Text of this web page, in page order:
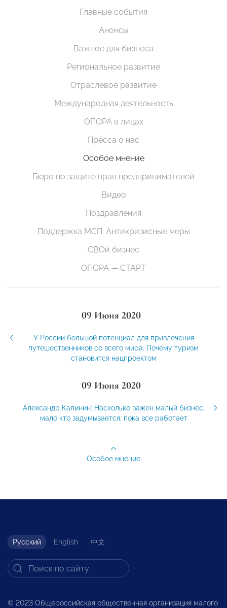
Главные события
Анонсы
Важное для бизнеса
Региональное развитие
Отраслевое развитие
Международная деятельность
ОПОРА в лицах
Пресса о нас
Особое мнение
Бюро по защите прав предпринимателей
Видео
Поздравления
Поддержка МСП. Антикризисные меры
СВОй бизнес
ОПОРА — СТАРТ
09 Июня 2020
У России большой потенциал для привлечения
путешественников со всего мира. Почему туризм
становится нацпроектом
09 Июня 2020
Александр Калинин: Насколько важен малый бизнес,
мало кто задумывается, пока все работает
Особое мнение
Русский English 中文
© 2023 Общероссийская общественная организация малого